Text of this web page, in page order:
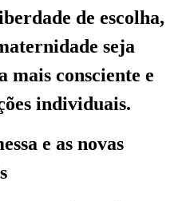
de escolha,
seja
mais consciente e
individuais.
e as novas